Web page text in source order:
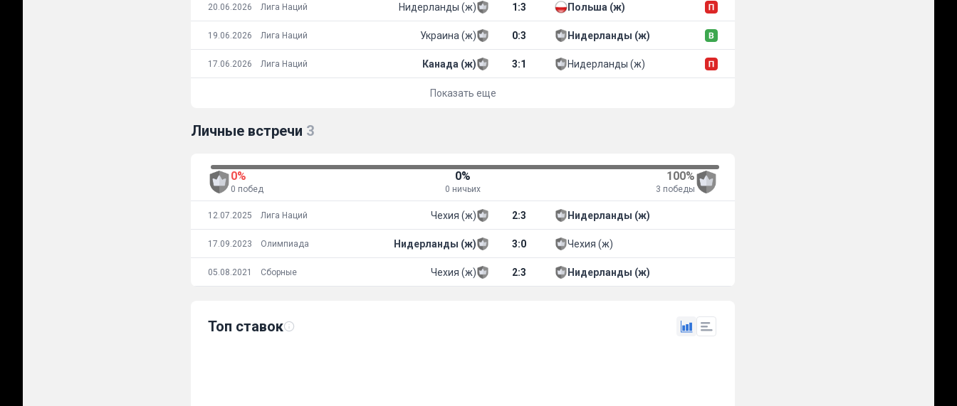
20.06.2026 Лига Наций Нидерланды (ж) 1:3 Польша (ж)
19.06.2026 Лига Наций Украина (ж) 0:3 Нидерланды (ж)
17.06.2026 Лига Наций Канада (ж) 3:1 Нидерланды (ж)
Показать еще
Личные встречи 3
0%
0 побед
0%
0 ничьих
100%
3 победы
12.07.2025 Лига Наций Чехия (ж) 2:3 Нидерланды (ж)
17.09.2023 Олимпиада Нидерланды (ж) 3:0 Чехия (ж)
05.08.2021 Сборные Чехия (ж) 2:3 Нидерланды (ж)
Топ ставок